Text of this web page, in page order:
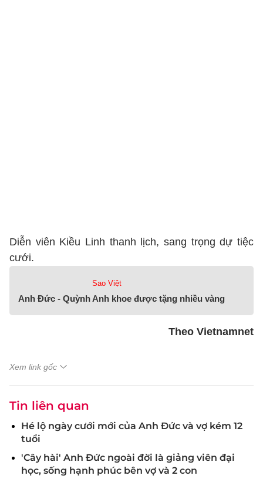
Diễn viên Kiều Linh thanh lịch, sang trọng dự tiệc
cưới.
Sao Việt
Anh Đức - Quỳnh Anh khoe được tặng nhiều vàng
Theo Vietnamnet
Xem link gốc
Tin liên quan
Hé lộ ngày cưới mới của Anh Đức và vợ kém 12
tuổi
'Cây hài' Anh Đức ngoài đời là giảng viên đại
học, sống hạnh phúc bên vợ và 2 con